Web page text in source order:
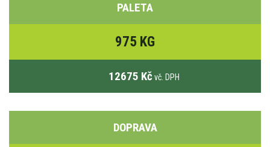
PALETA
975 KG
12675 Kč vč. DPH
DOPRAVA